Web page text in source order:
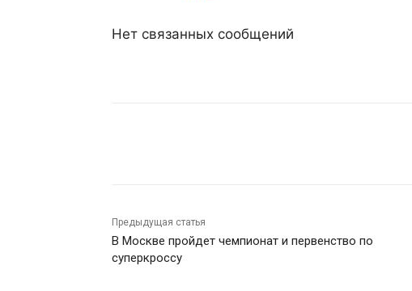
Нет связанных сообщений
Предыдущая статья
В Москве пройдет чемпионат и первенство по
суперкроссу